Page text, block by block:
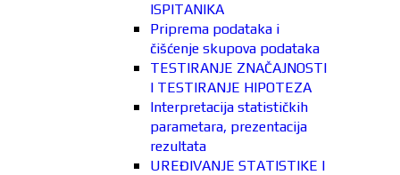
ISPITANIKA
Priprema podataka i
čišćenje skupova podataka
TESTIRANJE ZNAČAJNOSTI
I TESTIRANJE HIPOTEZA
Interpretacija statističkih
parametara, prezentacija
rezultata
UREĐIVANJE STATISTIKE I